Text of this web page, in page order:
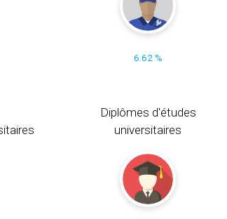
6.62 %
Diplômes d'études
universitaires